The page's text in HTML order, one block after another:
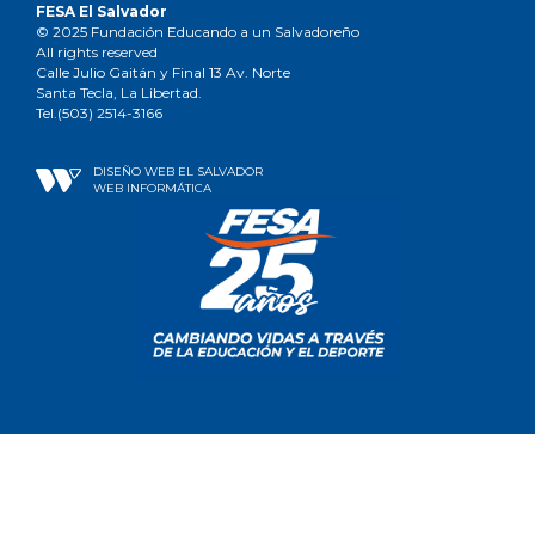
FESA El Salvador
© 2025 Fundación Educando a un Salvadoreño
All rights reserved
Calle Julio Gaitán y Final 13 Av. Norte
Santa Tecla, La Libertad.
Tel.(503) 2514-3166
DISEÑO WEB EL SALVADOR
WEB INFORMÁTICA